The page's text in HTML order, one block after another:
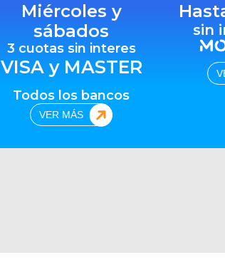
Miércoles y
sábados
3 cuotas sin interes
VISA y MASTER
Todos los bancos
VER MÁS
sin